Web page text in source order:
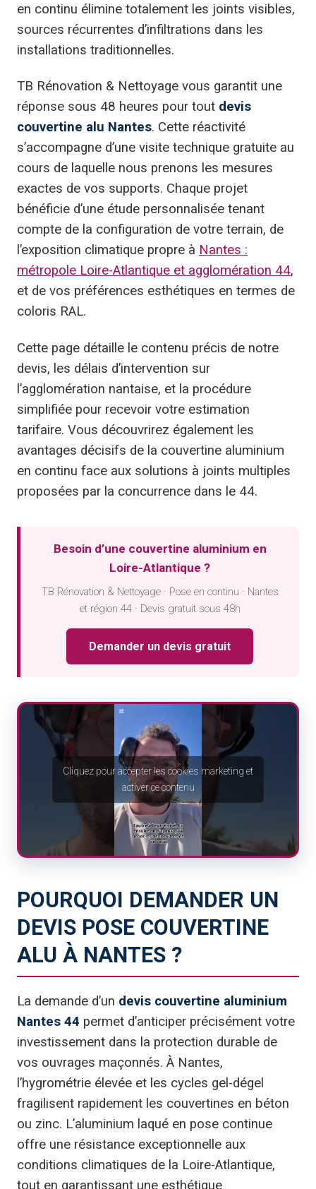
en continu élimine totalement les joints visibles,
sources récurrentes d’infiltrations dans les
installations traditionnelles.
TB Rénovation & Nettoyage vous garantit une
réponse sous 48 heures pour tout devis
couvertine alu Nantes. Cette réactivité
s’accompagne d’une visite technique gratuite au
cours de laquelle nous prenons les mesures
exactes de vos supports. Chaque projet
bénéficie d’une étude personnalisée tenant
compte de la configuration de votre terrain, de
l’exposition climatique propre à Nantes :
métropole Loire-Atlantique et agglomération 44,
et de vos préférences esthétiques en termes de
coloris RAL.
Cette page détaille le contenu précis de notre
devis, les délais d’intervention sur
l’agglomération nantaise, et la procédure
simplifiée pour recevoir votre estimation
tarifaire. Vous découvrirez également les
avantages décisifs de la couvertine aluminium
en continu face aux solutions à joints multiples
proposées par la concurrence dans le 44.
Besoin d’une couvertine aluminium en
Loire-Atlantique ?
TB Rénovation & Nettoyage · Pose en continu · Nantes
et région 44 · Devis gratuit sous 48h
Demander un devis gratuit
Cliquez pour accepter les cookies marketing et
activer ce contenu
POURQUOI DEMANDER UN
DEVIS POSE COUVERTINE
ALU À NANTES ?
La demande d’un devis couvertine aluminium
Nantes 44 permet d’anticiper précisément votre
investissement dans la protection durable de
vos ouvrages maçonnés. À Nantes,
l’hygrométrie élevée et les cycles gel-dégel
fragilisent rapidement les couvertines en béton
ou zinc. L’aluminium laqué en pose continue
offre une résistance exceptionnelle aux
conditions climatiques de la Loire-Atlantique,
tout en garantissant une esthétique